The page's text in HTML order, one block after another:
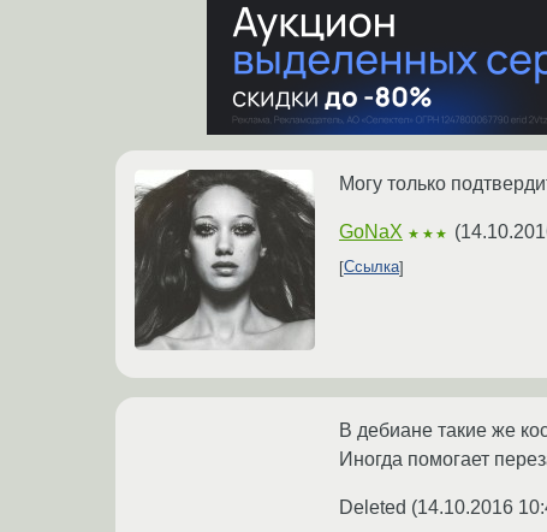
Могу только
GoNaX ★★★ (
Ссылка
В дебиане такие же
Иногда помогает
Deleted (14.10.2016